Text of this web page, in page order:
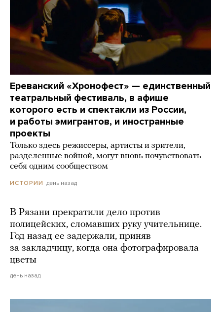
Ереванский «Хронофест» — единственный
театральный фестиваль, в афише
которого есть и спектакли из России,
и работы эмигрантов, и иностранные
проекты
Только здесь режиссеры, артисты и зрители,
разделенные войной, могут вновь почувствовать
себя одним сообществом
ИСТОРИИ день назад
В Рязани прекратили дело против
полицейских, сломавших руку учительнице.
Год назад ее задержали, приняв
за закладчицу, когда она фотографировала
цветы
день назад